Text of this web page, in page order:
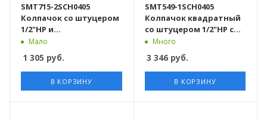
SMT715-2SCH0405
Колпачок со штуцером
1/2"НР и
воздухоотводчик,
хромированный 40пра/
кар
Мало
1 305 руб.
В КОРЗИНУ
SMT549-1SCH0405
Колпачок квадратный
со штуцером 1/2"НР с
воздухоотводчиком и
140 держателем,
хромированный 20пра/
кор
Много
3 346руб.
В КОРЗИНУ